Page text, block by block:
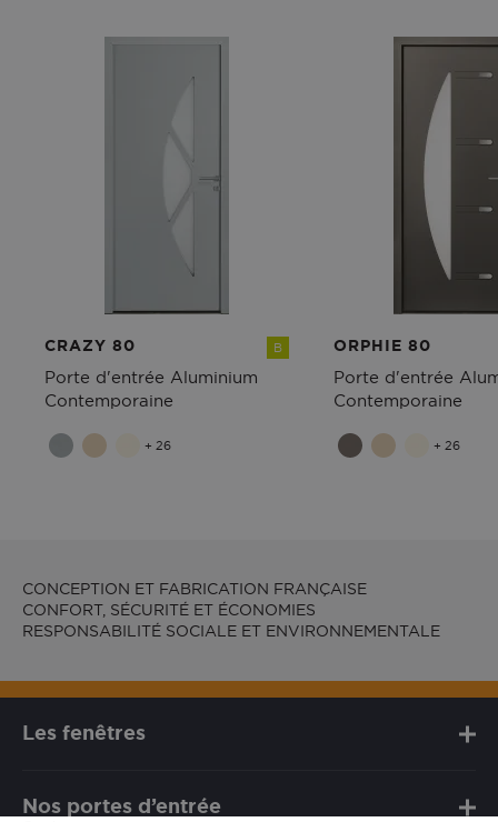
CRAZY 80
Porte d'entrée Aluminium
Contemporaine
B
+ 26
ORPHIE 80
Porte d'entrée
Contemporaine
+ 26
CONCEPTION ET FABRICATION FRANÇAISE
CONFORT, SÉCURITÉ ET ÉCONOMIES
RESPONSABILITÉ SOCIALE ET ENVIRONNEMENTALE
Les fenêtres
Nos portes d’entrée